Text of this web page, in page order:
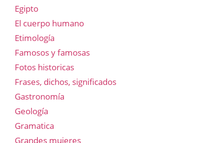
Egipto
El cuerpo humano
Etimología
Famosos y famosas
Fotos historicas
Frases, dichos, significados
Gastronomía
Geología
Gramatica
Grandes mujeres